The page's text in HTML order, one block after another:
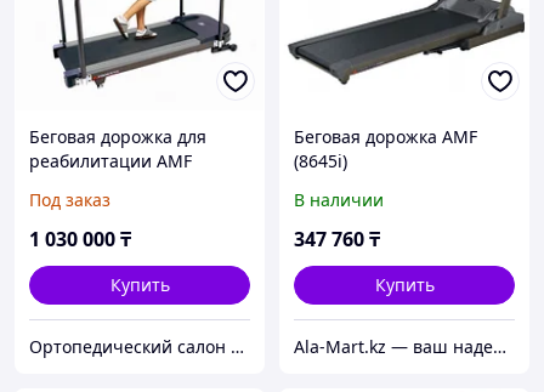
Беговая дорожка для
реабилитации AMF
Под заказ
1 030 000₸
Купить
Ортопедический салон "Здоровый дом"
Беговая дорожка AMF
(8645i)
В наличии
347 760₸
Купить
Ala-Mart.kz — ваш надежный партнер в мире качественных товаров.